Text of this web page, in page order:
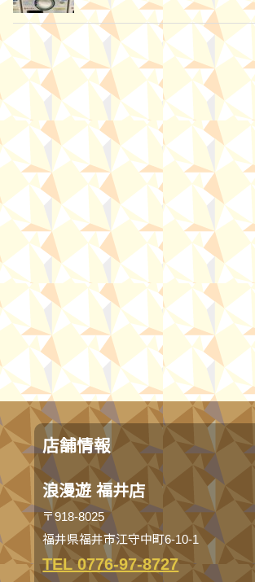
店舗情報
浪漫遊 福井店
〒918-8025
福井県福井市江守中町6-10-1
TEL 0776-97-8727